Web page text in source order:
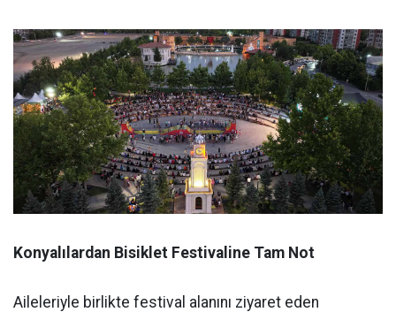
Konyalılardan Bisiklet Festivaline Tam Not
Aileleriyle birlikte festival alanını ziyaret eden